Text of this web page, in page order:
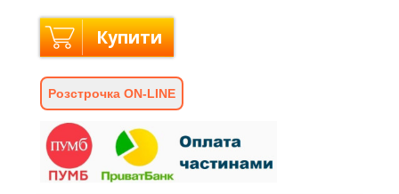
Купити
Розстрочка ON-LINE